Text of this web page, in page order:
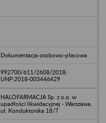
Dokumentacja osobowo-płacowa
992700/611/2608/2018;
UNP:2018-003446429
HALOFARMACJA Sp. z o.o. w
upadłości likwidacyjnej - Warszawa,
ul. Konduktorska 18/7